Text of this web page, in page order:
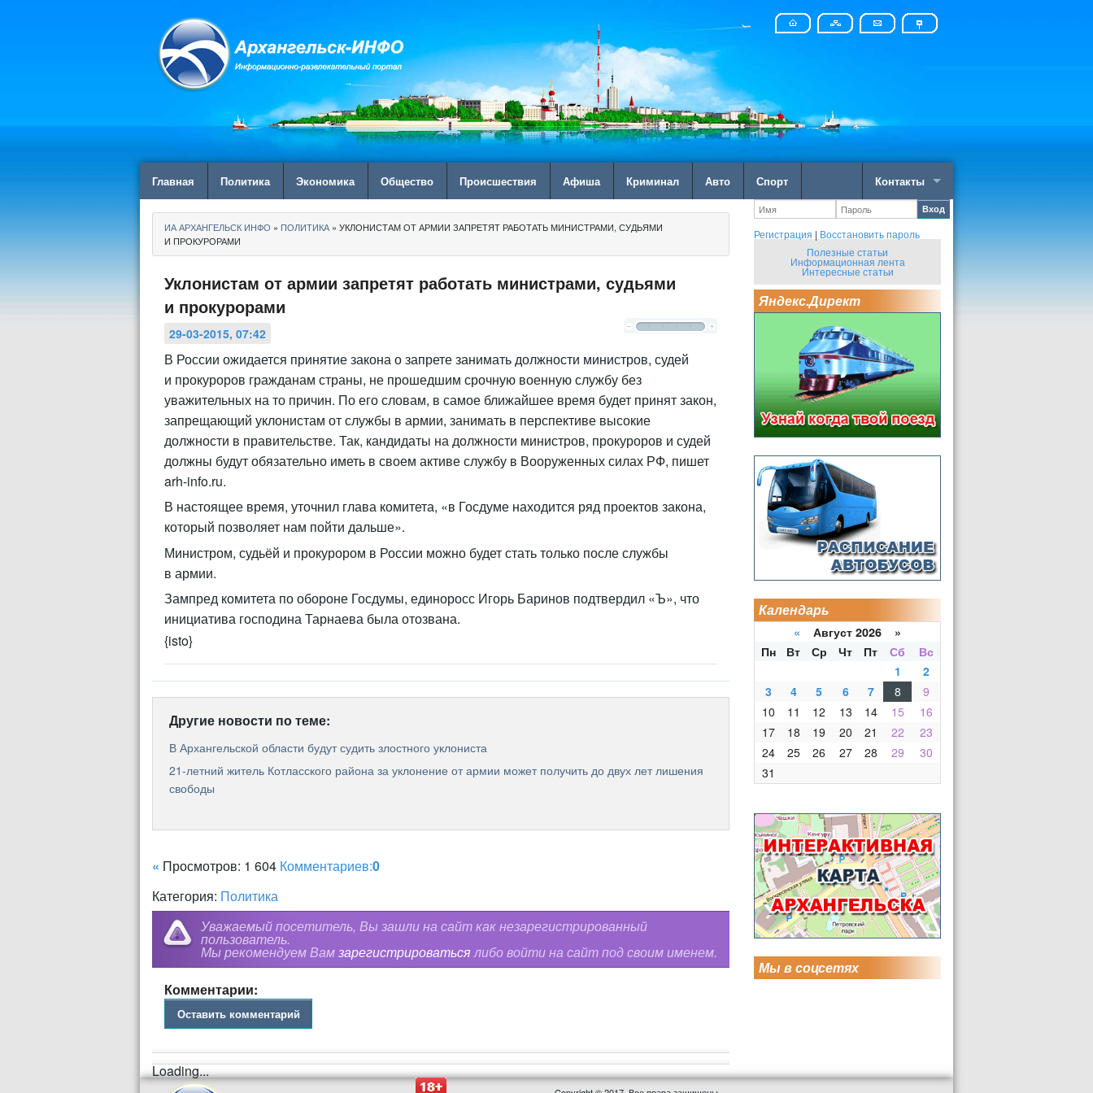
Главная Политика Экономика Общество Происшествия Афиша Криминал Авто Спорт Контакты
ИА АРХАНГЕЛЬСК ИНФО » ПОЛИТИКА » УКЛОНИСТАМ ОТ АРМИИ ЗАПРЕТЯТ РАБОТАТЬ МИНИСТРАМИ, СУДЬЯМИ
И ПРОКУРОРАМИ
Уклонистам от армии запретят работать министрами, судьями
и прокурорами
29-03-2015, 07:42
В России ожидается принятие закона о запрете занимать должности министров, судей
и прокуроров гражданам страны, не прошедшим срочную военную службу без
уважительных на то причин. По его словам, в самое ближайшее время будет принят закон,
запрещающий уклонистам от службы в армии, занимать в перспективе высокие
должности в правительстве. Так, кандидаты на должности министров, прокуроров и судей
должны будут обязательно иметь в своем активе службу в Вооруженных силах РФ, пишет
arh-info.ru.
В настоящее время, уточнил глава комитета, «в Госдуме находится ряд проектов закона,
который позволяет нам пойти дальше».
Министром, судьёй и прокурором в России можно будет стать только после службы
в армии.
Зампред комитета по обороне Госдумы, единоросс Игорь Баринов подтвердил «Ъ», что
инициатива господина Тарнаева была отозвана.
{isto}
Другие новости по теме:
В Архангельской области будут судить злостного уклониста
21-летний житель Котласского района за уклонение от армии может получить до двух лет лишения
свободы
« Просмотров: 1 604 Комментариев:0
Категория: Политика
Уважаемый посетитель, Вы зашли на сайт как незарегистрированный
пользователь.
Мы рекомендуем Вамзарегистрироватьсялибо войти на сайт под своим именем.
Комментарии:
Оставить комментарий
Loading...
Вход
Регистрация | Восстановить пароль
Полезные статьи
Информационная лента
Интересные статьи
Яндекс.Директ
Календарь
« Август 2026 »
Пн
Вт Ср Чт Пт Сб
Вс
1
2
3
4 5 6 7 8
9
10
11 12 13 14 15
16
17
18 19 20 21 22
23
24
25 26 27 28 29
30
31
Мы в соцсетях